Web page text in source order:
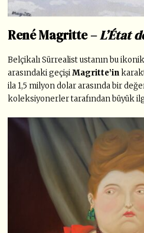
René Magritte –L’État
Belçikalı Sürrealist ustanın bu
arasındaki geçişiMagritte’in
ila 1,5 milyon dolar arasında bir
koleksiyonerler tarafından büyük